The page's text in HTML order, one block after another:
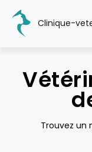
Clinique-
Trouvez un